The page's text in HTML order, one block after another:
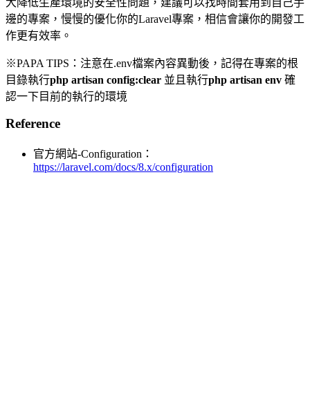
邊的專案，慢慢的優化你的Laravel專案，相信會讓你的開發工
作更有效率。
※PAPA TIPS：注意在.env檔案內容異動後，記得在專案的根
目錄執行php artisan config:clear 並且執行php artisan env 確
認一下目前的執行的環境
Reference
官方網站-Configuration：
https://laravel.com/docs/8.x/configuration